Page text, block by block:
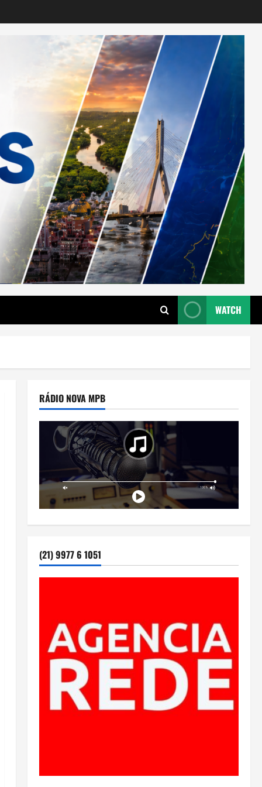
WATCH
RÁDIO NOVA MPB
(21) 9977 6 1051